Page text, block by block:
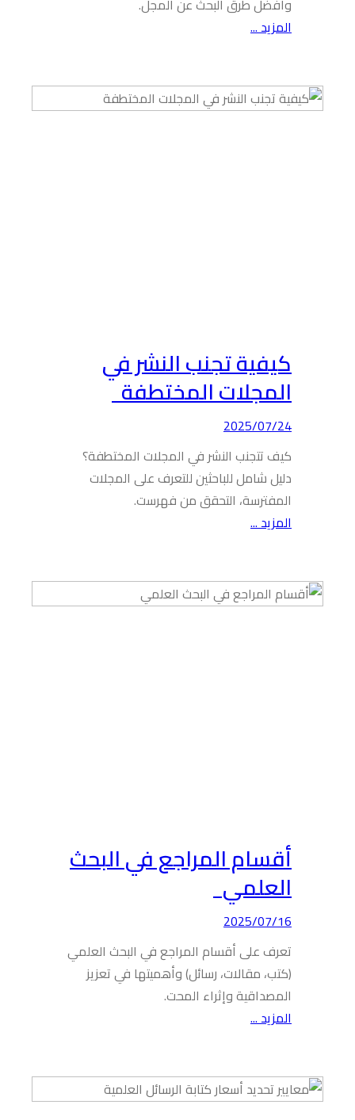
المزيد ...
كيفية تجنب النشر في
المجلات المختطفة
2025/07/24
كيف تتجنب النشر في المجلات المختطفة؟
دليل شامل للباحثين للتعرف على المجلات
المفترسة، التحقق من فهرست.
المزيد ...
أقسام المراجع في البحث
العلمي
2025/07/16
تعرف على أقسام المراجع في البحث العلمي
(كتب، مقالات، رسائل) وأهميتها في تعزيز
المصداقية وإثراء المحت.
المزيد ...